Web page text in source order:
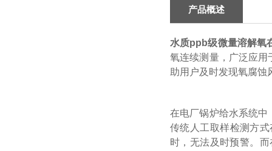
产品概述
水质ppb级微量溶解氧
氧连续测量，广泛应用
助用户及时发现氧腐蚀
在电厂锅炉给水系统中
传统人工取样检测方
时，无法及时预警。